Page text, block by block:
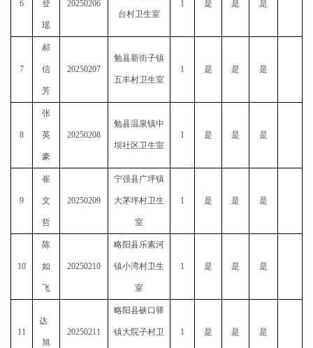
6 登
瑶
20250206
台村卫生室
1 是 是 是
7
郝
信
芳
20250207
勉县新街子镇
五丰村卫生室
1 是 是 是
8
张
英
豪
20250208
勉县温泉镇中
坝社区卫生室
1 是 是 是
9
崔
文
哲
20250209
宁强县广坪镇
大茅坪村卫生
室
1 是 是 是
10
陈
如
飞
20250210
略阳县乐素河
镇小湾村卫生
室
1 是 是 是
11
达
旭
20250211
略阳县硖口驿
镇大院子村卫 1 是 是 是